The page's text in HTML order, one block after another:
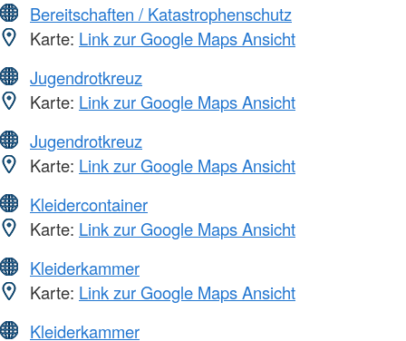
Bereitschaften / Katastrophenschutz
Karte: Link zur Google Maps Ansicht
Jugendrotkreuz
Karte: Link zur Google Maps Ansicht
Jugendrotkreuz
Karte: Link zur Google Maps Ansicht
Kleidercontainer
Karte: Link zur Google Maps Ansicht
Kleiderkammer
Karte: Link zur Google Maps Ansicht
Kleiderkammer